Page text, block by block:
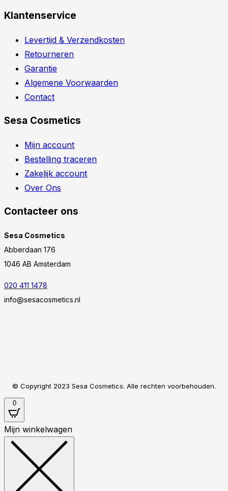
Klantenservice
Levertijd & Verzendkosten
Retourneren
Garantie
Algemene Voorwaarden
Contact
Sesa Cosmetics
Mijn account
Bestelling traceren
Zakelijk account
Over Ons
Contacteer ons
Sesa Cosmetics
Abberdaan 176
1046 AB Amsterdam
020 411 1478
info@sesacosmetics.nl
© Copyright 2023 Sesa Cosmetics. Alle rechten voorbehouden.
0
Mijn winkelwagen